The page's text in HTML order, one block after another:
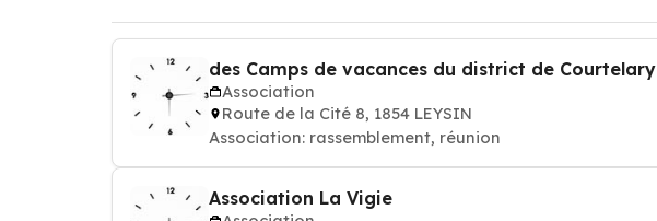
des Camps de vacances du district de Courtelary
Association
Route de la Cité 8, 1854 LEYSIN
Association: rassemblement, réunion
Association La Vigie